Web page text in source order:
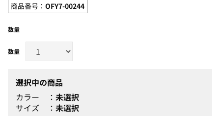
商品番号： OFY7-00244
数量
選択中の商品
カラー
未選択
サイズ
未選択